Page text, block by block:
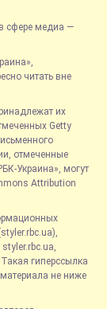
сфере медиа —
читать вне
их
Getty
отмеченные
Украина», могут
Attribution
гиперссылка
не ниже